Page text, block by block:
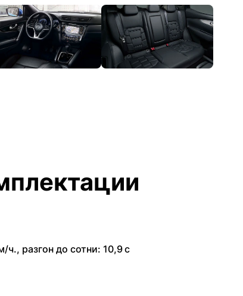
ч., разгон до сотни: 10,9 с